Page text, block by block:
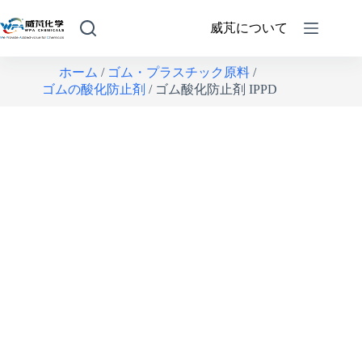
威芃について
ホーム / ゴム・プラスチック原料 /
ゴムの酸化防止剤 / ゴム酸化防止剤 IPPD